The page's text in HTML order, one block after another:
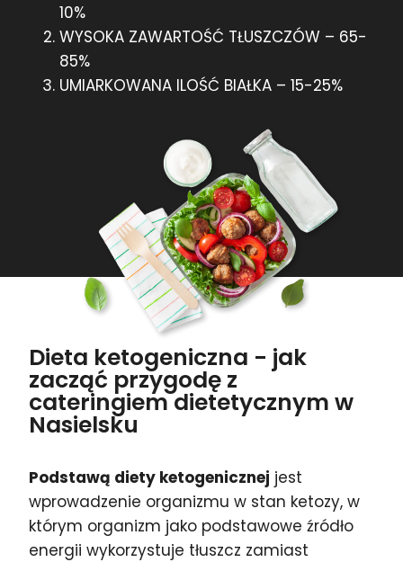
10%
WYSOKA ZAWARTOŚĆ TŁUSZCZÓW – 65-
85%
UMIARKOWANA ILOŚĆ BIAŁKA – 15-25%
Dieta ketogeniczna - jak
zacząć przygodę z
cateringiem dietetycznym w
Nasielsku
Podstawą diety ketogenicznej jest
wprowadzenie organizmu w stan ketozy, w
którym organizm jako podstawowe źródło
energii wykorzystuje tłuszcz zamiast